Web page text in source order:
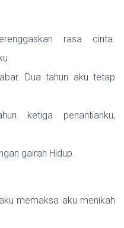
rasa cinta.
Dua tahun aku tetap
ketiga penantianku,
gairah Hidup.
memaksa aku menikah